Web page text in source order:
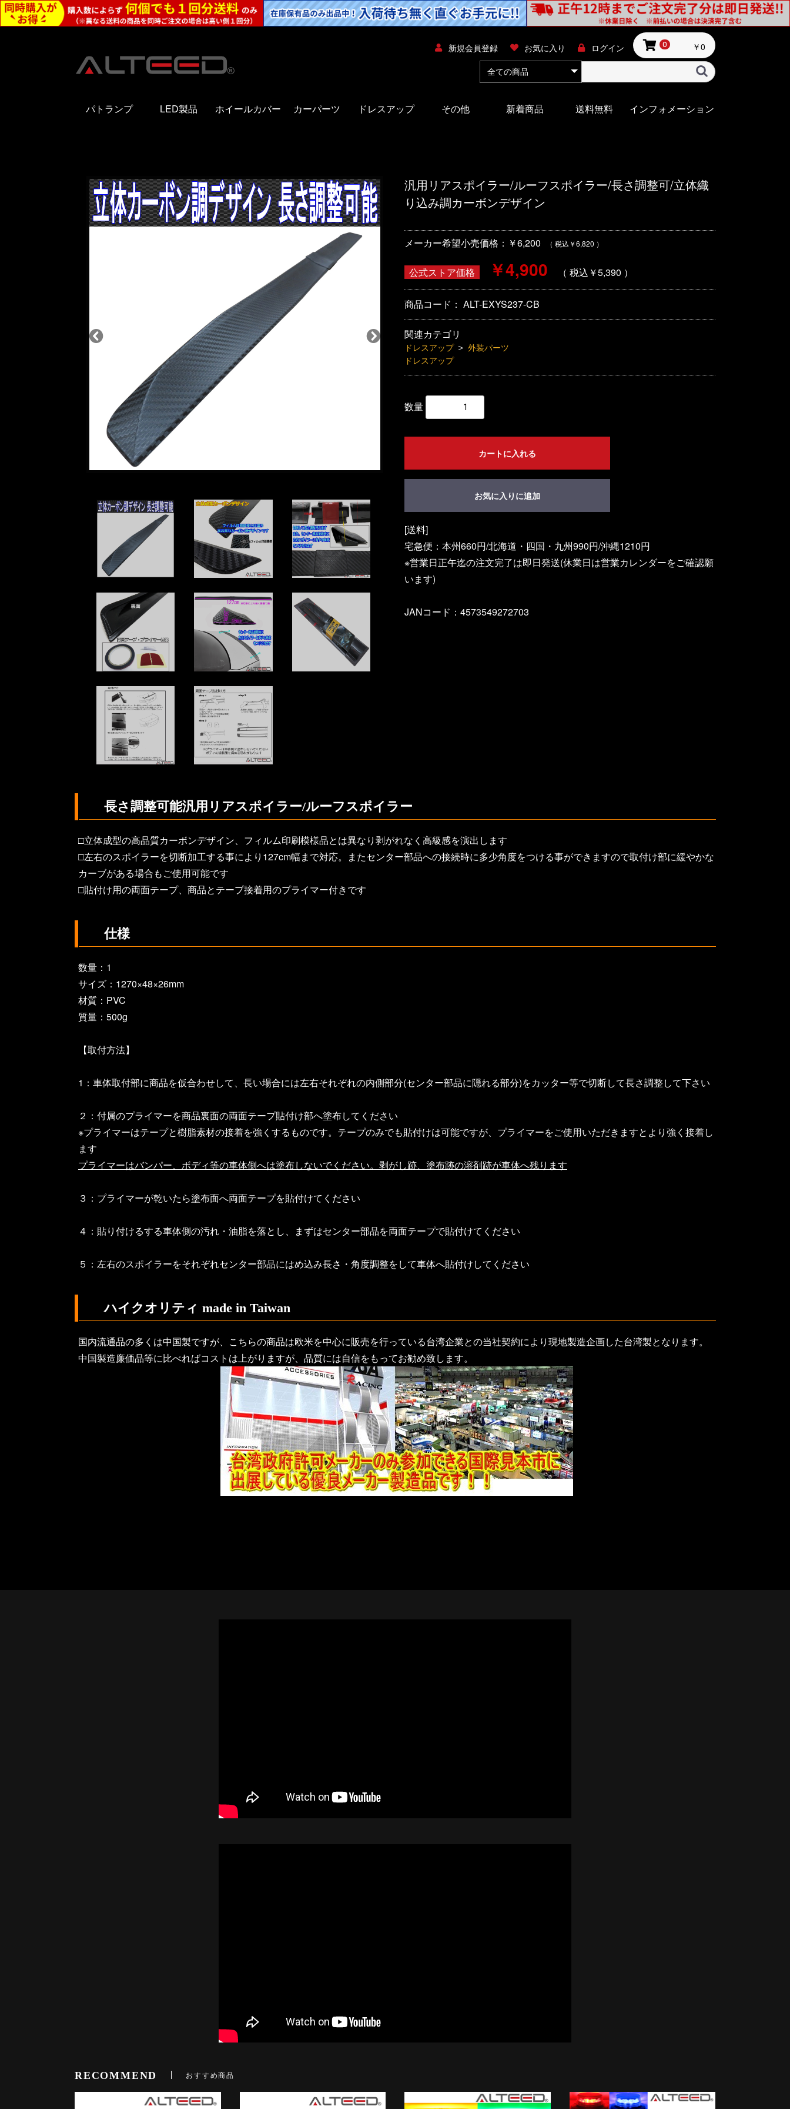
新規会員登録 お気に入り ログイン 0 ￥0
パトランプ LED製品 ホイールカバー カーパーツ ドレスアップ その他 新着商品 送料無料 インフォメーション
汎用リアスポイラー/ルーフスポイラー/長さ調整可/立体織
り込み調カーボンデザイン
メーカー希望小売価格：￥6,200 （ 税込￥6,820 ）
公式ストア価格 ￥4,900 （ 税込￥5,390 ）
商品コード： ALT-EXYS237-CB
関連カテゴリ
ドレスアップ ＞ 外装パーツ
ドレスアップ
数量
カートに入れる
お気に入りに追加
[送料]
宅急便：本州660円/北海道・四国・九州990円/沖縄1210円
※営業日正午迄の注文完了は即日発送(休業日は営業カレンダーをご確認願
います)
JANコード：4573549272703
長さ調整可能汎用リアスポイラー/ルーフスポイラー
□立体成型の高品質カーボンデザイン、フィルム印刷模様品とは異なり剥がれなく高級感を演出します
□左右のスポイラーを切断加工する事により127cm幅まで対応。またセンター部品への接続時に多少角度をつける事ができますので取付け部に緩やかな
カーブがある場合もご使用可能です
□貼付け用の両面テープ、商品とテープ接着用のプライマー付きです
仕様
数量：1
サイズ：1270×48×26mm
材質：PVC
質量：500g
【取付方法】
1：車体取付部に商品を仮合わせして、長い場合には左右それぞれの内側部分(センター部品に隠れる部分)をカッター等で切断して長さ調整して下さい
２：付属のプライマーを商品裏面の両面テープ貼付け部へ塗布してください
※プライマーはテープと樹脂素材の接着を強くするものです。テープのみでも貼付けは可能ですが、プライマーをご使用いただきますとより強く接着し
ます
プライマーはバンパー、ボディ等の車体側へは塗布しないでください。剥がし跡、塗布跡の溶剤跡が車体へ残ります
３：プライマーが乾いたら塗布面へ両面テープを貼付けてください
４：貼り付けるする車体側の汚れ・油脂を落とし、まずはセンター部品を両面テープで貼付けてください
５：左右のスポイラーをそれぞれセンター部品にはめ込み長さ・角度調整をして車体へ貼付けしてください
ハイクオリティ made in Taiwan
国内流通品の多くは中国製ですが、こちらの商品は欧米を中心に販売を行っている台湾企業との当社契約により現地製造企画した台湾製となります。
中国製造廉価品等に比べればコストは上がりますが、品質には自信をもってお勧め致します。
RECOMMEND おすすめ商品